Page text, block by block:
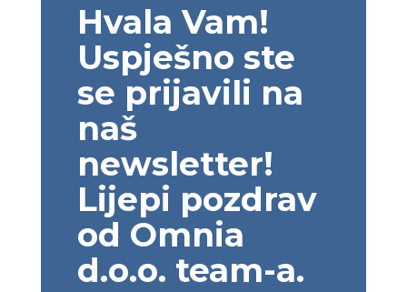
Hvala Vam!
Uspješno ste
se prijavili na
naš
newsletter!
Lijepi pozdrav
od Omnia
d.o.o. team-a.